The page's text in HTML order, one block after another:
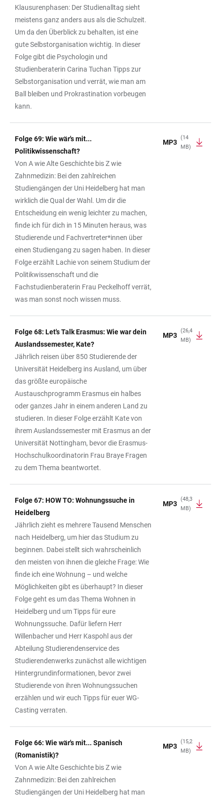
Klausurenphasen: Der Studienalltag sieht
meistens ganz anders aus als die Schulzeit.
Um da den Überblick zu behalten, ist eine
gute Selbstorganisation wichtig. In dieser
Folge gibt die Psychologin und
Studienberaterin Carina Tuchan Tipps zur
Selbstorganisation und verrät, wie man am
Ball bleiben und Prokrastination vorbeugen
kann.
Folge 69: Wie wär's mit...
Politikwissenschaft?
Von A wie Alte Geschichte bis Z wie
Zahnmedizin: Bei den zahlreichen
Studiengängen der Uni Heidelberg hat man
wirklich die Qual der Wahl. Um dir die
Entscheidung ein wenig leichter zu machen,
finde ich für dich in 15 Minuten heraus, was
Studierende und Fachvertreter*innen über
einen Studiengang zu sagen haben. In dieser
Folge erzählt Lachie von seinem Studium der
Politikwissenschaft und die
Fachstudienberaterin Frau Peckelhoff verrät,
was man sonst noch wissen muss.
MP3
(14
MB)
Folge 68: Let's Talk Erasmus: Wie war dein
Auslandssemester, Kate?
Jährlich reisen über 850 Studierende der
Universität Heidelberg ins Ausland, um über
das größte europäische
Austauschprogramm Erasmus ein halbes
oder ganzes Jahr in einem anderen Land zu
studieren. In dieser Folge erzählt Kate von
ihrem Auslandssemester mit Erasmus an der
Universität Nottingham, bevor die Erasmus-
Hochschulkoordinatorin Frau Braye Fragen
zu dem Thema beantwortet.
MP3
(26,4
MB)
Folge 67: HOW TO: Wohnungssuche in
Heidelberg
Jährlich zieht es mehrere Tausend Menschen
nach Heidelberg, um hier das Studium zu
beginnen. Dabei stellt sich wahrscheinlich
den meisten von ihnen die gleiche Frage: Wie
finde ich eine Wohnung – und welche
Möglichkeiten gibt es überhaupt? In dieser
Folge geht es um das Thema Wohnen in
Heidelberg und um Tipps für eure
Wohnungssuche. Dafür liefern Herr
Willenbacher und Herr Kaspohl aus der
Abteilung Studierendenservice des
Studierendenwerks zunächst alle wichtigen
Hintergrundinformationen, bevor zwei
Studierende von ihren Wohnungssuchen
erzählen und wir euch Tipps für euer WG-
Casting verraten.
MP3
(48,3
MB)
Folge 66: Wie wär's mit... Spanisch
(Romanistik)?
Von A wie Alte Geschichte bis Z wie
Zahnmedizin: Bei den zahlreichen
Studiengängen der Uni Heidelberg hat man
MP3
(15,2
MB)